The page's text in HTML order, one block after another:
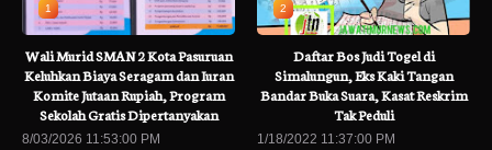
1
Wali Murid SMAN 2 Kota Pasuruan
Keluhkan Biaya Seragam dan Iuran
Komite Jutaan Rupiah, Program
Sekolah Gratis Dipertanyakan
8/03/2026 11:53:00 PM
2
Daftar Bos Judi Togel di
Simalungun, Eks Kaki Tangan
Bandar Buka Suara, Kasat Reskrim
Tak Peduli
1/18/2022 11:37:00 PM